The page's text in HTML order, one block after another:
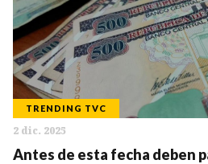
TRENDING TVC
2 dic. 2025
Antes de esta fecha deben